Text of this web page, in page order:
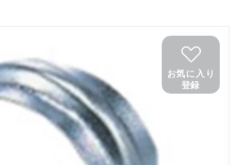
お気に入り
登録